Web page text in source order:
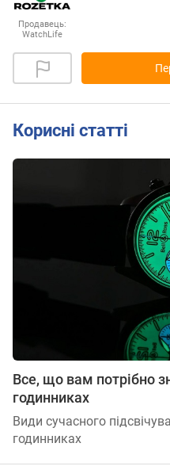
Продавець:
WatchLife
Корисні статті
Все, що вам потрібно
годинниках
Види сучасного
годинниках